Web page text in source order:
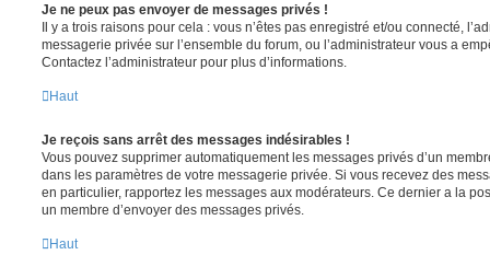
Je ne peux pas envoyer de messages privés !
Il y a trois raisons pour cela : vous n’êtes pas enregistré et/ou connecté,
messagerie privée sur l’ensemble du forum, ou l’administrateur vous a
Contactez l’administrateur pour plus d’informations.
Haut
Je reçois sans arrêt des messages indésirables !
Vous pouvez supprimer automatiquement les messages privés d’un
dans les paramètres de votre messagerie privée. Si vous recevez des
en particulier, rapportez les messages aux modérateurs. Ce dernier a la
un membre d’envoyer des messages privés.
Haut